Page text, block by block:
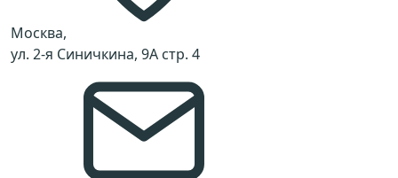
Москва,
ул. 2-я Синичкина, 9А стр. 4